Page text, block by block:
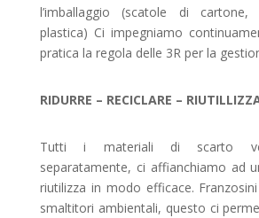
l’imballaggio (scatole di
plastica) Ci impegniamo
pratica la regola delle 3R per la
RIDURRE – RECICLARE –
Tutti i materiali di scarto
separatamente, ci affianchiamo ad
riutilizza in modo efficace.
smaltitori ambientali, questo ci